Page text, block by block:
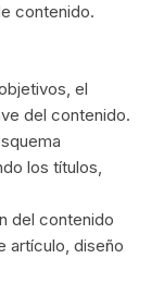
contenido.
el
del contenido.
los títulos,
del contenido
artículo, diseño